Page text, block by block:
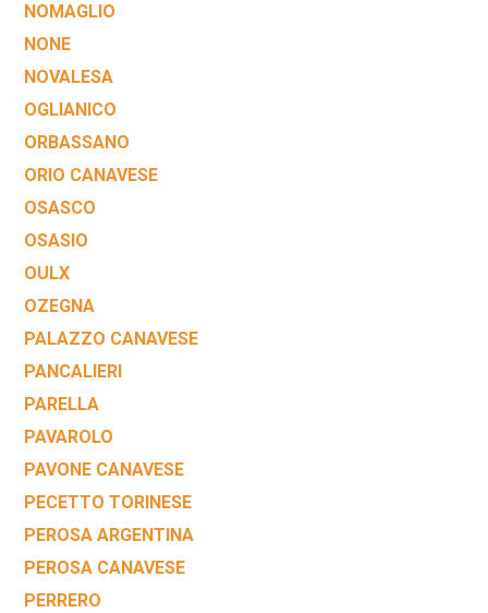
NOMAGLIO
NONE
NOVALESA
OGLIANICO
ORBASSANO
ORIO CANAVESE
OSASCO
OSASIO
OULX
OZEGNA
PALAZZO CANAVESE
PANCALIERI
PARELLA
PAVAROLO
PAVONE CANAVESE
PECETTO TORINESE
PEROSA ARGENTINA
PEROSA CANAVESE
PERRERO